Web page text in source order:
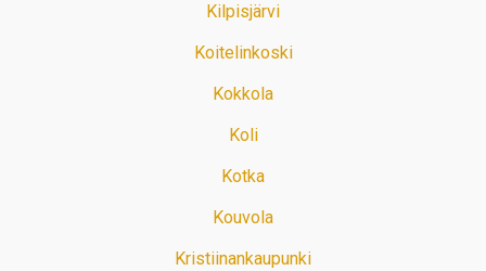
Kilpisjärvi
Koitelinkoski
Kokkola
Koli
Kotka
Kouvola
Kristiinankaupunki